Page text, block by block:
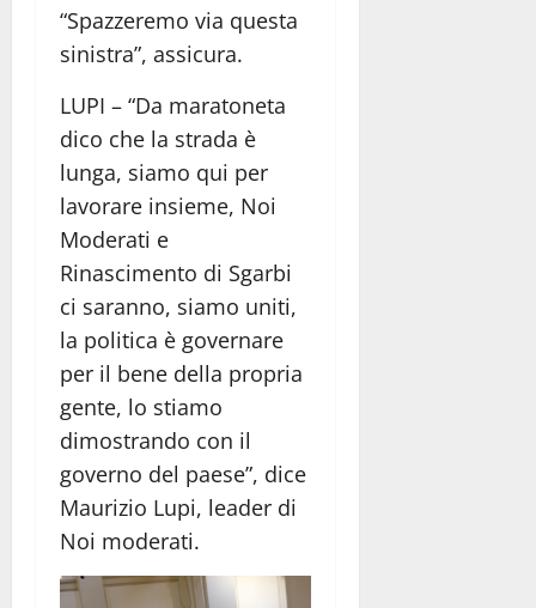
“Spazzeremo via questa
sinistra”, assicura.
LUPI – “Da maratoneta
dico che la strada è
lunga, siamo qui per
lavorare insieme, Noi
Moderati e
Rinascimento di Sgarbi
ci saranno, siamo uniti,
la politica è governare
per il bene della propria
gente, lo stiamo
dimostrando con il
governo del paese”, dice
Maurizio Lupi, leader di
Noi moderati.